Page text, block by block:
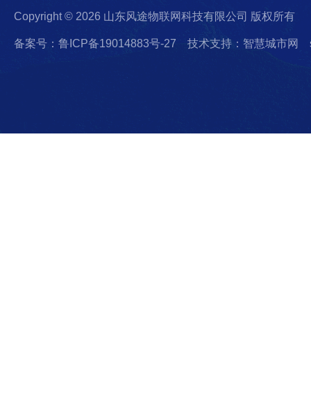
Copyright © 2026 山东风途物联网科技有限公司 版权所有
备案号：鲁ICP备19014883号-27 技术支持：智慧城市网